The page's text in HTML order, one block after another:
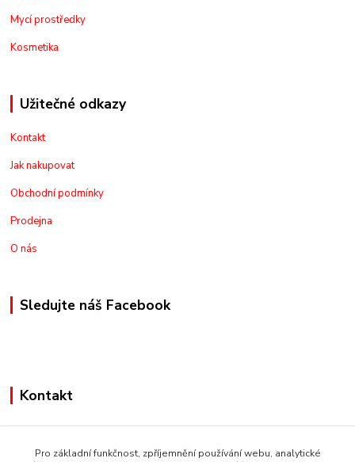
Mycí prostředky
Kosmetika
Užitečné odkazy
Kontakt
Jak nakupovat
Obchodní podmínky
Prodejna
O nás
Sledujte náš Facebook
Kontakt
+420775973462
Pro základní funkčnost, zpříjemnění používání webu, analytické